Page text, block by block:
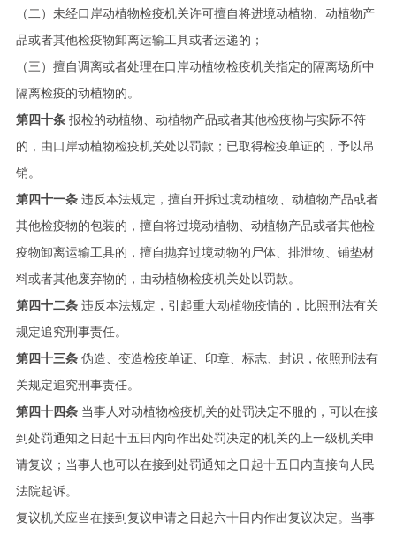
（二）未经口岸动植物检疫机关许可擅自将进境动植物、动植物产
品或者其他检疫物卸离运输工具或者运递的；
（三）擅自调离或者处理在口岸动植物检疫机关指定的隔离场所中
隔离检疫的动植物的。
第四十条 报检的动植物、动植物产品或者其他检疫物与实际不符
的，由口岸动植物检疫机关处以罚款；已取得检疫单证的，予以吊
销。
第四十一条 违反本法规定，擅自开拆过境动植物、动植物产品或者
其他检疫物的包装的，擅自将过境动植物、动植物产品或者其他检
疫物卸离运输工具的，擅自抛弃过境动物的尸体、排泄物、铺垫材
料或者其他废弃物的，由动植物检疫机关处以罚款。
第四十二条 违反本法规定，引起重大动植物疫情的，比照刑法有关
规定追究刑事责任。
第四十三条 伪造、变造检疫单证、印章、标志、封识，依照刑法有
关规定追究刑事责任。
第四十四条 当事人对动植物检疫机关的处罚决定不服的，可以在接
到处罚通知之日起十五日内向作出处罚决定的机关的上一级机关申
请复议；当事人也可以在接到处罚通知之日起十五日内直接向人民
法院起诉。
复议机关应当在接到复议申请之日起六十日内作出复议决定。当事